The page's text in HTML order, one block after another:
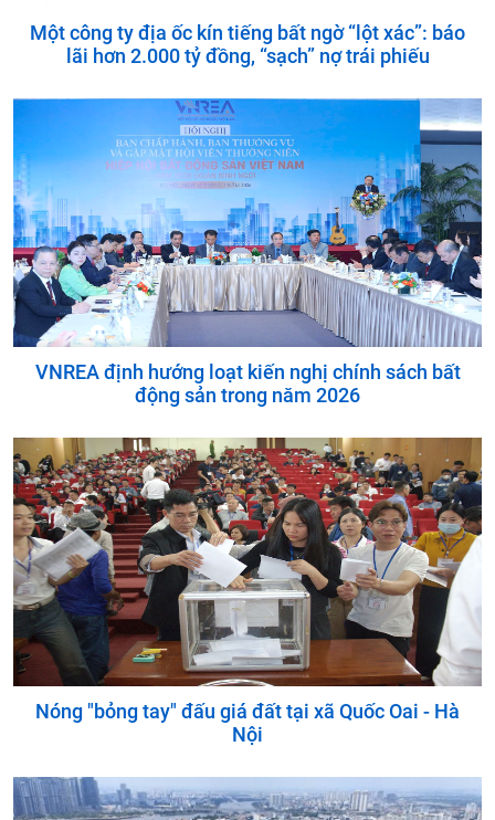
Một công ty địa ốc kín tiếng bất ngờ “lột xác”: báo
lãi hơn 2.000 tỷ đồng, “sạch” nợ trái phiếu
VNREA định hướng loạt kiến nghị chính sách bất
động sản trong năm 2026
Nóng "bỏng tay" đấu giá đất tại xã Quốc Oai - Hà
Nội